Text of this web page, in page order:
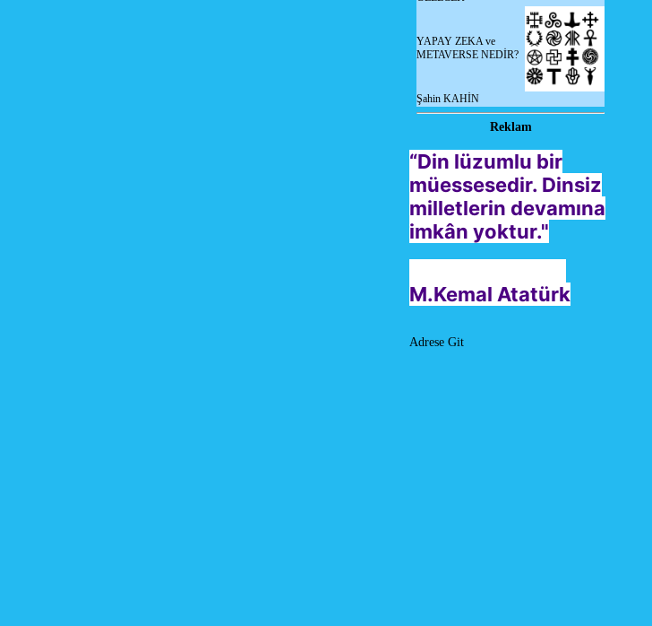
YAPAY ZEKA ve
METAVERSE NEDİR?
Şahin KAHİN
Reklam
“Din lüzumlu bir
müessesedir. Dinsiz
milletlerin devamına
imkân yoktur."
M.Kemal Atatürk
Adrese Git